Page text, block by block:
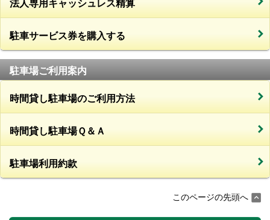
法人専用キャッシュレス精算
駐車サービス券を購入する
駐車場ご利用案内
時間貸し駐車場のご利用方法
時間貸し駐車場Ｑ＆Ａ
駐車場利用約款
このページの先頭へ